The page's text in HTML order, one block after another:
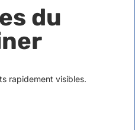
du
rapidement visibles.